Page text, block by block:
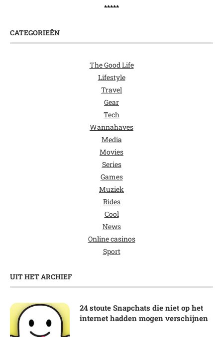
*****
CATEGORIEËN
The Good Life
Lifestyle
Travel
Gear
Tech
Wannahaves
Media
Movies
Series
Games
Muziek
Rides
Cool
News
Online casinos
Sport
UIT HET ARCHIEF
24 stoute Snapchats die niet op het
internet hadden mogen verschijnen